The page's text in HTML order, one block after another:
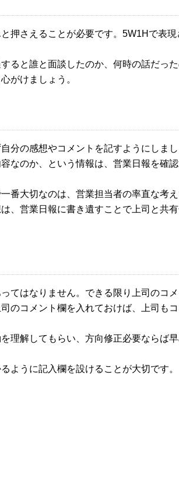
押さえることが必要です。5W1Hで表
ると誰と面談したのか、何時の話だっ
がけましょう。
分の感想やコメントを記すようにしま
なのか、という情報は、営業日報を確
番大切なのは、営業担当者の率直な考
、営業日報に書き遺すことで上司と共
てはなりません。できる限り上司のコメ
のコメント欄を入れておけば、上司も
理解してもらい、方向修正必要ならば
ように記入欄を設けることが大切です。